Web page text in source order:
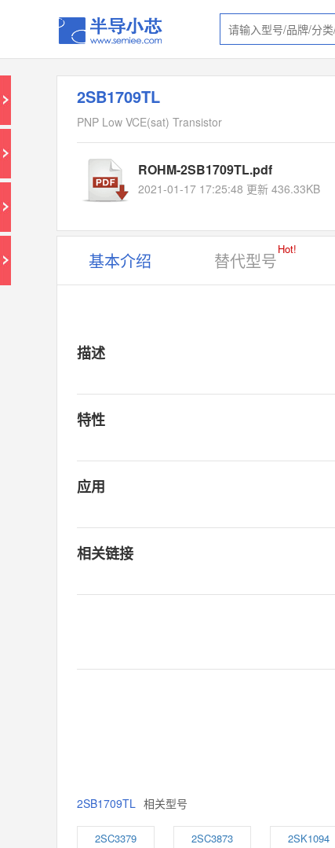
2SB1709TL
PNP Low VCE(sat) Transistor
ROHM-2SB1709TL.pdf
2021-01-17 17:25:48 更新 436.33KB
基本介绍 替代型号
Hot!
描述
特性
应用
相关链接
2SB1709TL 相关型号
2SC3379 2SC3873 2SK1094